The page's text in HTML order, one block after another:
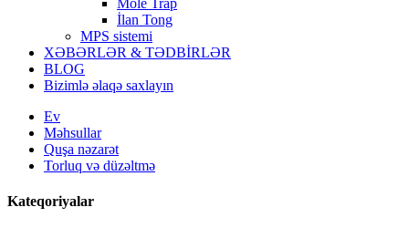
Mole Trap
İlan Tong
MPS sistemi
XƏBƏRLƏR & TƏDBİRLƏR
BLOG
Bizimlə əlaqə saxlayın
Ev
Məhsullar
Quşa nəzarət
Torluq və düzəltmə
Kateqoriyalar